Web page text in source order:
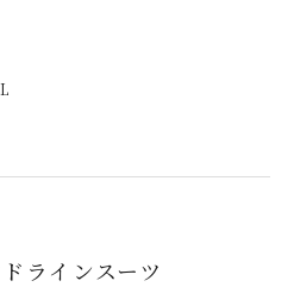
ラインスーツ